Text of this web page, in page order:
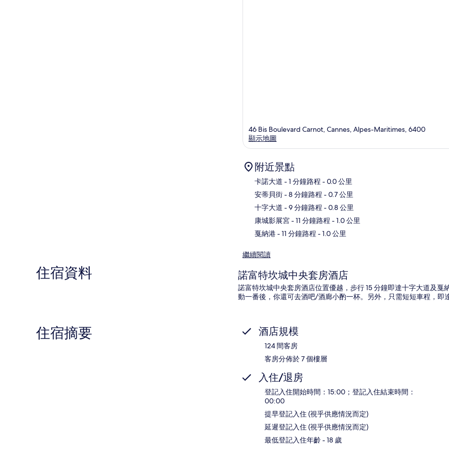
46 Bis Boulevard Carnot, Cannes, Alpes-Maritimes, 6400
顯示地圖
附近景點
卡諾大道 - 1 分鐘路程 - 0.0 公里
安蒂貝街- 8 分鐘路程 - 0.7 公里
十字大道 - 9 分鐘路程 - 0.8 公里
康城影展宮- 11 分鐘路程 - 1.0 公里
戛納港- 11 分鐘路程 - 1.0 公里
繼續閱讀
住宿資料 諾富特坎城中央套房酒店
諾富特坎城中央套房酒店位置優越，步行 15 分鐘即達十字大道及
動一番後，你還可去酒吧/酒廊小酌一杯。另外，只需短短車程，即
住宿摘要 酒店規模
124 間客房
客房分佈於 7 個樓層
入住/退房
登記入住開始時間：15:00；登記入住結束時間：
00:00
提早登記入住 (視乎供應情況而定)
延遲登記入住 (視乎供應情況而定)
最低登記入住年齡 - 18 歲